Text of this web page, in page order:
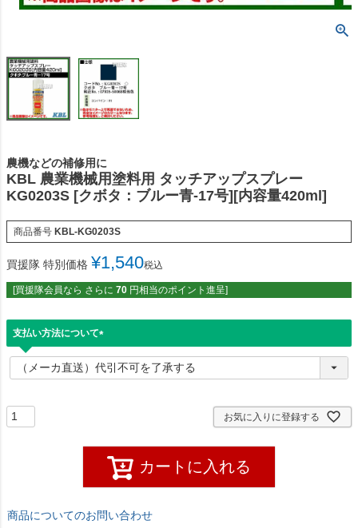
農機などの補修用に
KBL 農業機械用塗料用 タッチアップスプレー
KG0203S [クボタ：ブルー青-17号][内容量420ml]
商品番号 KBL-KG0203S
買援隊 特別価格 ¥1,540税込
[買援隊会員なら さらに 70 円相当のポイント進呈]
支払い方法について
(
必
須
お気に入りに登録する
カートに入れる
商品についてのお問い合わせ